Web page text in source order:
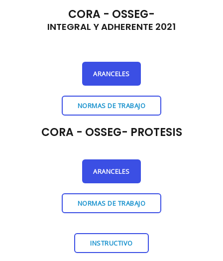
CORA - OSSEG-
INTEGRAL Y ADHERENTE 2021
ARANCELES
NORMAS DE TRABAJO
CORA - OSSEG- PROTESIS
ARANCELES
NORMAS DE TRABAJO
INSTRUCTIVO